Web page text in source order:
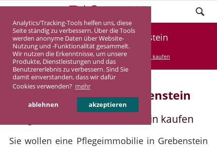
Analytics/Tracking-Tools helfen uns, diese
Seite ständig zu verbessern. Über die Tools
werden anonyme Daten über Website-
Nutzung und -Funktionalität gesammelt.
Wir nutzen die Erkenntnisse, um unsere
Produkte, Dienstleistungen und das
Benutzererlebnis zu verbessern. Sind Sie
damit einverstanden, dass wir dafür
Cookies verwenden? mehr
ablehnen akzeptieren
Pflegeimmobilie Grebenstein
DASINVEST Service Pflegeimmobilie kaufen
Pflegeimmobilie in Grebenstein
Pflegeimmobilie in Grebenstein kaufen
Sie wollen eine Pflegeimmobilie in Grebenstein